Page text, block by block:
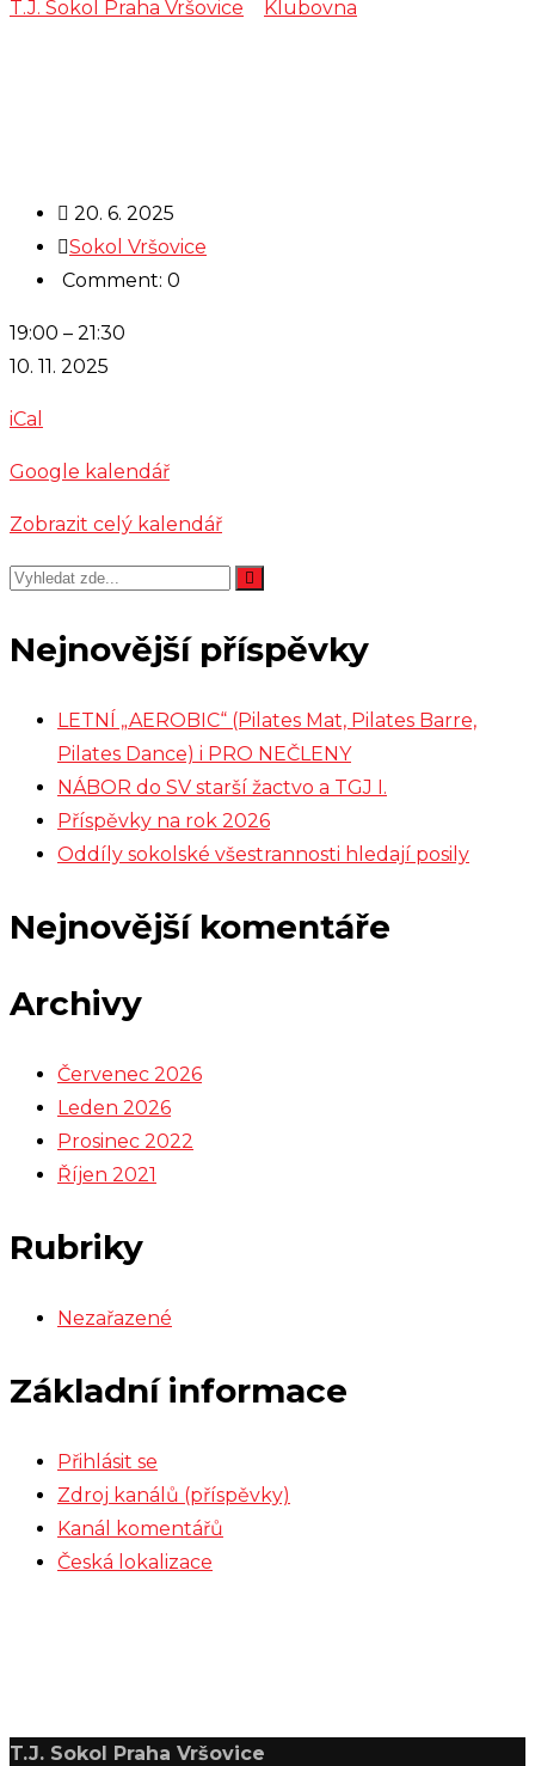
T.J. Sokol Praha Vršovice Klubovna
20. 6. 2025
Sokol Vršovice
Comment: 0
Zkouška
-
Trnka
19:00 – 21:30
10. 11. 2025
iCal
Google kalendář
Zobrazit celý kalendář
Nejnovější příspěvky
LETNÍ „AEROBIC“ (Pilates Mat, Pilates Barre,
Pilates Dance) i PRO NEČLENY
NÁBOR do SV starší žactvo a TGJ I.
Příspěvky na rok 2026
Oddíly sokolské všestrannosti hledají posily
Nejnovější komentáře
Archivy
Červenec 2026
Leden 2026
Prosinec 2022
Říjen 2021
Rubriky
Nezařazené
Základní informace
Přihlásit se
Zdroj kanálů (příspěvky)
Kanál komentářů
Česká lokalizace
T.J. Sokol Praha Vršovice